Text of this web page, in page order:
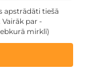
maksas
apstrādāti tiešā
par -
mirklī)